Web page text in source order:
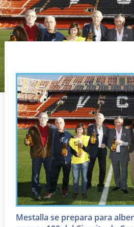
Comunicación
Valencia en deporte
Reservas
Mestalla se prepara para